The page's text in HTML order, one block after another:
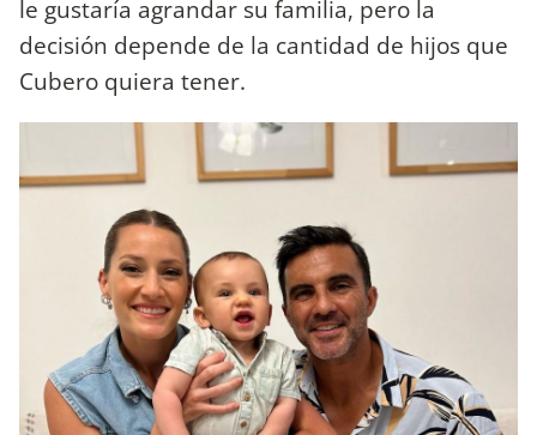
le gustaría agrandar su familia, pero la
decisión depende de la cantidad de hijos que
Cubero quiera tener.